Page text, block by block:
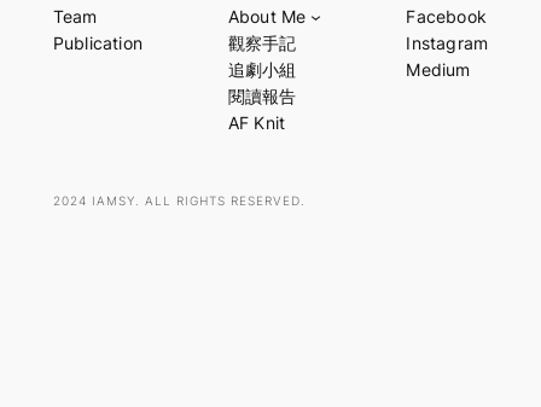
r
Team
Publication
About Me
觀察手記
追劇小組
閱讀報告
AF Knit
Facebook
Instagram
Medium
2024 IAMSY. ALL RIGHTS RESERVED.